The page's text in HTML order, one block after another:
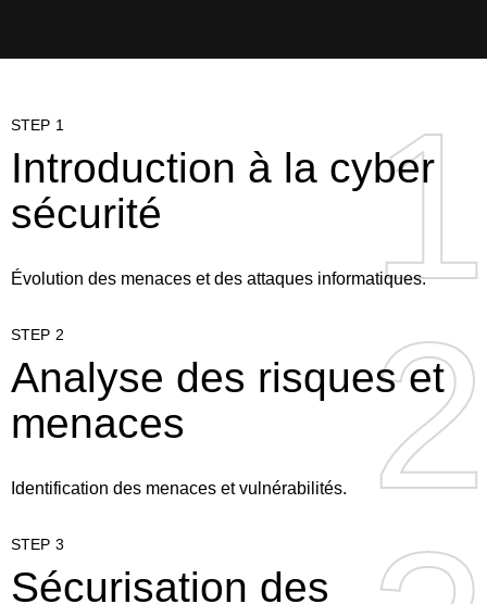
1
1
STEP 1
Introduction à la cyber
sécurité
Évolution des menaces et des attaques informatiques.
2
2
STEP 2
Analyse des risques et
menaces
Identification des menaces et vulnérabilités.
STEP 3
Sécurisation des